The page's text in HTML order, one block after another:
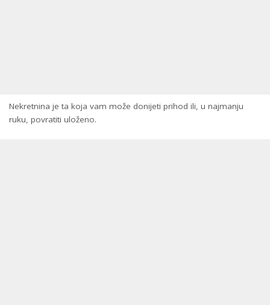
Nekretnina je ta koja vam može donijeti prihod ili, u najmanju
ruku, povratiti uloženo.